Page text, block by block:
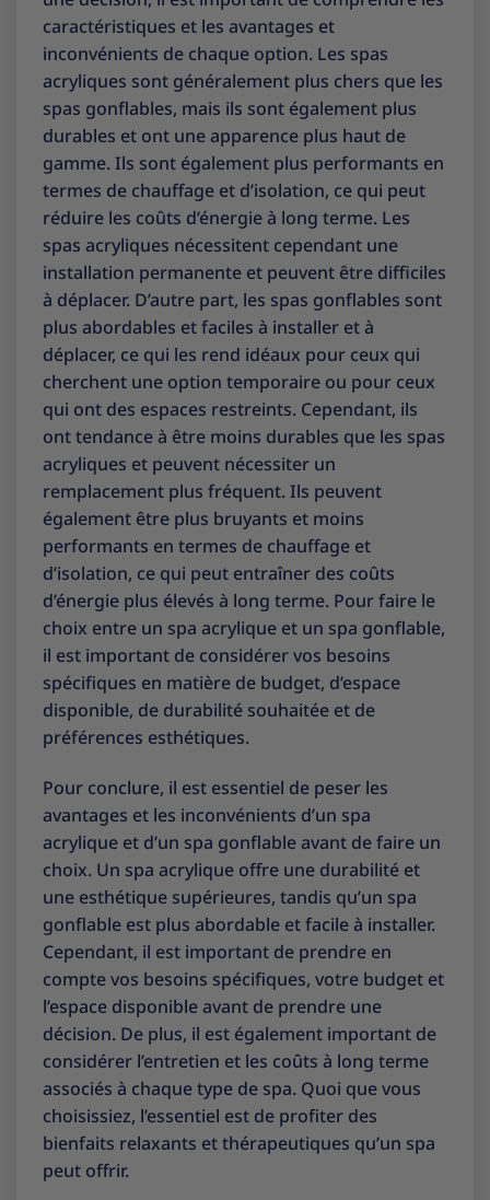
caractéristiques et les avantages et
inconvénients de chaque option. Les spas
acryliques sont généralement plus chers que les
spas gonflables, mais ils sont également plus
durables et ont une apparence plus haut de
gamme. Ils sont également plus performants en
termes de chauffage et d’isolation, ce qui peut
réduire les coûts d’énergie à long terme. Les
spas acryliques nécessitent cependant une
installation permanente et peuvent être difficiles
à déplacer. D’autre part, les spas gonflables sont
plus abordables et faciles à installer et à
déplacer, ce qui les rend idéaux pour ceux qui
cherchent une option temporaire ou pour ceux
qui ont des espaces restreints. Cependant, ils
ont tendance à être moins durables que les spas
acryliques et peuvent nécessiter un
remplacement plus fréquent. Ils peuvent
également être plus bruyants et moins
performants en termes de chauffage et
d’isolation, ce qui peut entraîner des coûts
d’énergie plus élevés à long terme. Pour faire le
choix entre un spa acrylique et un spa gonflable,
il est important de considérer vos besoins
spécifiques en matière de budget, d’espace
disponible, de durabilité souhaitée et de
préférences esthétiques.
Pour conclure, il est essentiel de peser les
avantages et les inconvénients d’un spa
acrylique et d’un spa gonflable avant de faire un
choix. Un spa acrylique offre une durabilité et
une esthétique supérieures, tandis qu’un spa
gonflable est plus abordable et facile à installer.
Cependant, il est important de prendre en
compte vos besoins spécifiques, votre budget et
l’espace disponible avant de prendre une
décision. De plus, il est également important de
considérer l’entretien et les coûts à long terme
associés à chaque type de spa. Quoi que vous
choisissiez, l’essentiel est de profiter des
bienfaits relaxants et thérapeutiques qu’un spa
peut offrir.